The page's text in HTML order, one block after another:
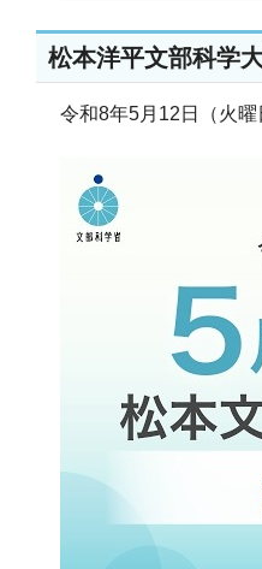
松本洋平文部科学
令和8年5月12日（火曜